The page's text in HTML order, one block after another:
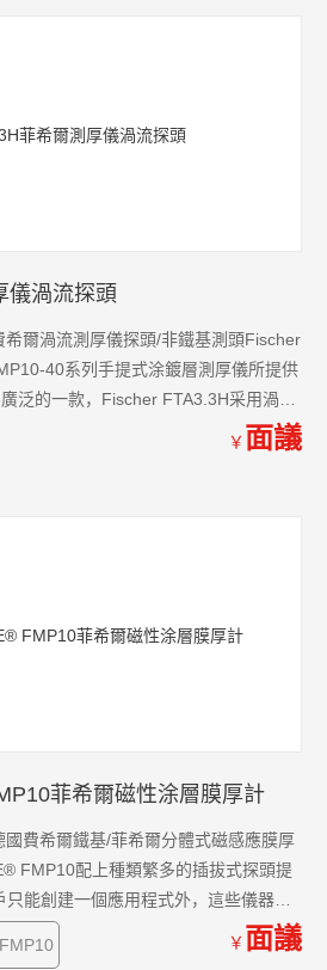
儀渦流探頭
爾渦流測厚儀探頭/非鐵基測頭Fischer
40系列手提式涂鍍層測厚儀所提供
泛的一款，Fischer FTA3.3H采用渦流
基材上面的非導電涂層。
￥ 面議
菲希爾磁性涂層膜厚計
費希爾鐵基/菲希爾分體式磁感應膜厚
FMP10配上種類繁多的插拔式探頭提
能創建一個應用程式外，這些儀器操
合每一種鐵基上的涂鍍層的測厚要
涂工件和特殊的復雜涂層。FMP10系
￥ 面議